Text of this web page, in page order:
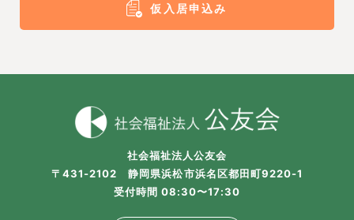
仮入居申込み
社会福祉法人公友会
〒431-2102 静岡県浜松市浜名区都田町9220-1
受付時間 08:30〜17:30